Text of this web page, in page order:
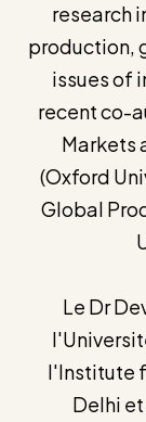
research
production,
issues of
recent co-
Markets
(Oxford
Global
Le Dr
l'Institute
Delhi